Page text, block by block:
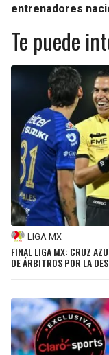
entrenadores
Te puede
LIGA MX
FINAL LIGA MX: CRUZ
DE ÁRBITROS POR LA